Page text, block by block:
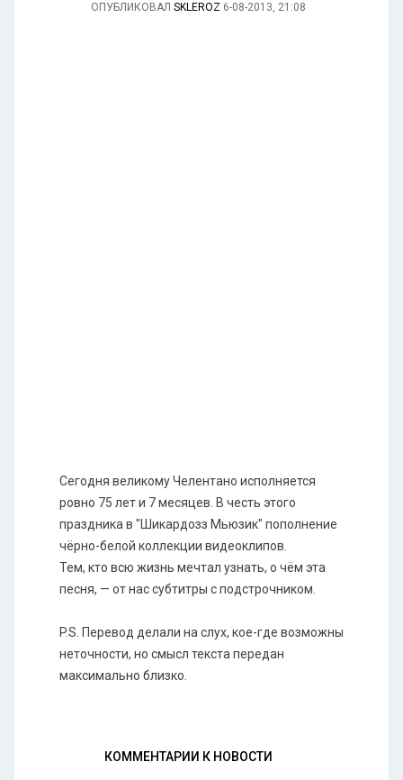
ОПУБЛИКОВАЛ SKLEROZ 6-08-2013, 21:08
Сегодня великому Челентано исполняется
ровно 75 лет и 7 месяцев. В честь этого
праздника в "Шикардозз Мьюзик" пополнение
чёрно-белой коллекции видеоклипов.
Тем, кто всю жизнь мечтал узнать, о чём эта
песня, — от нас субтитры с подстрочником.
P.S. Перевод делали на слух, кое-где возможны
неточности, но смысл текста передан
максимально близко.
КОММЕНТАРИИ К НОВОСТИ